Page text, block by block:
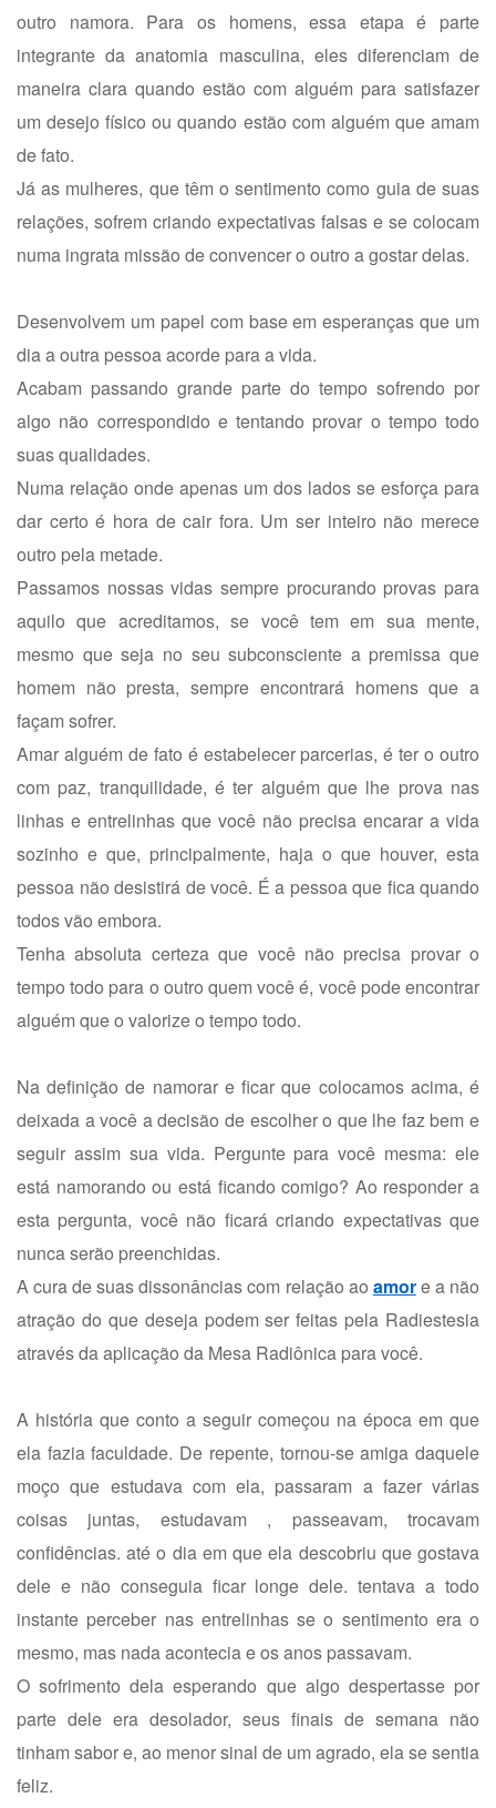
outro namora. Para os homens, essa etapa é parte
integrante da anatomia masculina, eles diferenciam de
maneira clara quando estão com alguém para satisfazer
um desejo físico ou quando estão com alguém que amam
de fato.
Já as mulheres, que têm o sentimento como guia de suas
relações, sofrem criando expectativas falsas e se colocam
numa ingrata missão de convencer o outro a gostar delas.
Desenvolvem um papel com base em esperanças que um
dia a outra pessoa acorde para a vida.
Acabam passando grande parte do tempo sofrendo por
algo não correspondido e tentando provar o tempo todo
suas qualidades.
Numa relação onde apenas um dos lados se esforça para
dar certo é hora de cair fora. Um ser inteiro não merece
outro pela metade.
Passamos nossas vidas sempre procurando provas para
aquilo que acreditamos, se você tem em sua mente,
mesmo que seja no seu subconsciente a premissa que
homem não presta, sempre encontrará homens que a
façam sofrer.
Amar alguém de fato é estabelecer parcerias, é ter o outro
com paz, tranquilidade, é ter alguém que lhe prova nas
linhas e entrelinhas que você não precisa encarar a vida
sozinho e que, principalmente, haja o que houver, esta
pessoa não desistirá de você. É a pessoa que fica quando
todos vão embora.
Tenha absoluta certeza que você não precisa provar o
tempo todo para o outro quem você é, você pode encontrar
alguém que o valorize o tempo todo.
Na definição de namorar e ficar que colocamos acima, é
deixada a você a decisão de escolher o que lhe faz bem e
seguir assim sua vida. Pergunte para você mesma: ele
está namorando ou está ficando comigo? Ao responder a
esta pergunta, você não ficará criando expectativas que
nunca serão preenchidas.
A cura de suas dissonâncias com relação ao amore a não
atração do que deseja podem ser feitas pela Radiestesia
através da aplicação da Mesa Radiônica para você.
A história que conto a seguir começou na época em que
ela fazia faculdade. De repente, tornou-se amiga daquele
moço que estudava com ela, passaram a fazer várias
coisas juntas, estudavam , passeavam, trocavam
confidências. até o dia em que ela descobriu que gostava
dele e não conseguia ficar longe dele. tentava a todo
instante perceber nas entrelinhas se o sentimento era o
mesmo, mas nada acontecia e os anos passavam.
O sofrimento dela esperando que algo despertasse por
parte dele era desolador, seus finais de semana não
tinham sabor e, ao menor sinal de um agrado, ela se sentia
feliz.